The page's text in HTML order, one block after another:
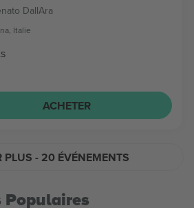
DallAra
Italie
ACHETER
PLUS - 20 ÉVÉNEMENTS